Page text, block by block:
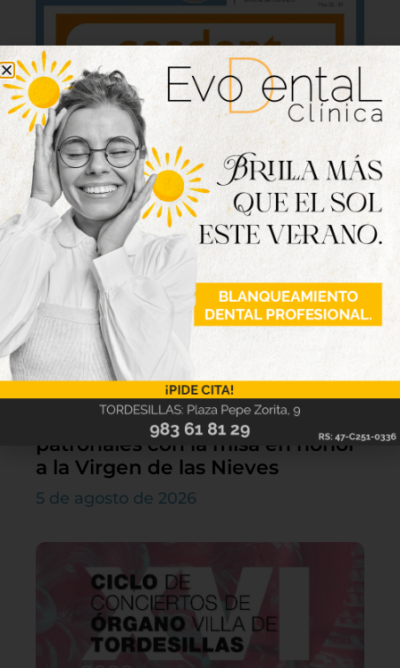
Lo último
Villamarciel da comienzo a sus
patronales con la misa en honor
a la Virgen de las Nieves
5 de agosto de 2026